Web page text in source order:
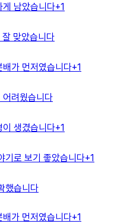
남았습니다+1
맞았습니다
가 먼저였습니다+1
어려웠습니다
생겼습니다+1
기로 보기 좋았습니다+1
했습니다
가 먼저였습니다+1